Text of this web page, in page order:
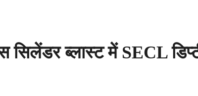
ब्लास्ट में SECL